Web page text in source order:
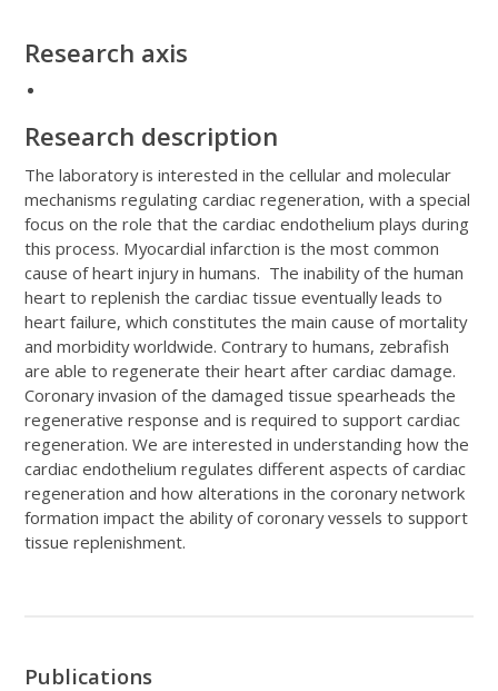
Research axis
Research description
The laboratory is interested in the cellular and molecular
mechanisms regulating cardiac regeneration, with a special
focus on the role that the cardiac endothelium plays during
this process. Myocardial infarction is the most common
cause of heart injury in humans. The inability of the human
heart to replenish the cardiac tissue eventually leads to
heart failure, which constitutes the main cause of mortality
and morbidity worldwide. Contrary to humans, zebrafish
are able to regenerate their heart after cardiac damage.
Coronary invasion of the damaged tissue spearheads the
regenerative response and is required to support cardiac
regeneration. We are interested in understanding how the
cardiac endothelium regulates different aspects of cardiac
regeneration and how alterations in the coronary network
formation impact the ability of coronary vessels to support
tissue replenishment.
Publications